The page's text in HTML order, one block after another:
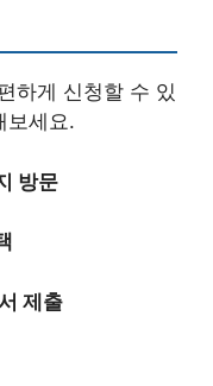
하게 신청할 수 있
보세요.
방문
제출